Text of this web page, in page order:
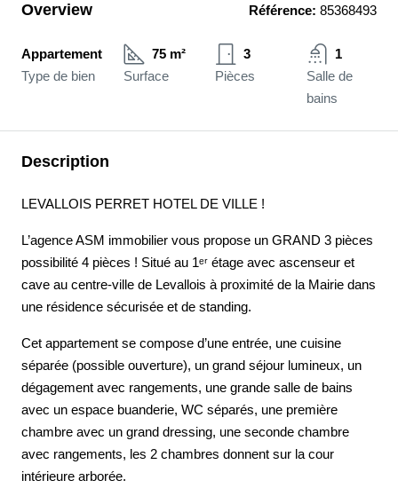
Overview Référence: 85368493
Appartement
Type de bien
75 m²
Surface
3
Pièces
1
Salle de
bains
Description
LEVALLOIS PERRET HOTEL DE VILLE !
L’agence ASM immobilier vous propose un GRAND 3 pièces
possibilité 4 pièces ! Situé au 1ᵉʳ étage avec ascenseur et
cave au centre-ville de Levallois à proximité de la Mairie dans
une résidence sécurisée et de standing.
Cet appartement se compose d’une entrée, une cuisine
séparée (possible ouverture), un grand séjour lumineux, un
dégagement avec rangements, une grande salle de bains
avec un espace buanderie, WC séparés, une première
chambre avec un grand dressing, une seconde chambre
avec rangements, les 2 chambres donnent sur la cour
intérieure arborée.